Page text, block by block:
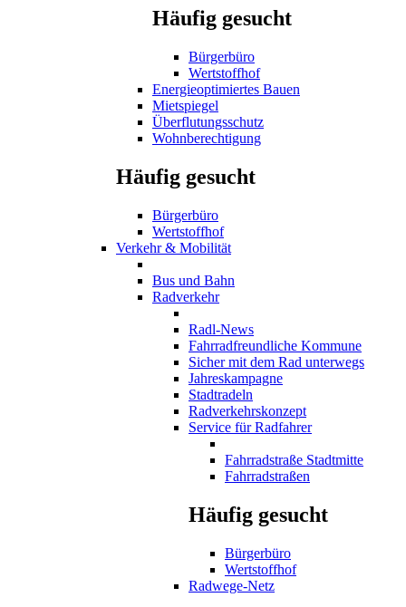
Häufig gesucht
Bürgerbüro
Wertstoffhof
Energieoptimiertes Bauen
Mietspiegel
Überflutungsschutz
Wohnberechtigung
Häufig gesucht
Bürgerbüro
Wertstoffhof
Verkehr & Mobilität
Bus und Bahn
Radverkehr
Radl-News
Fahrradfreundliche Kommune
Sicher mit dem Rad unterwegs
Jahreskampagne
Stadtradeln
Radverkehrskonzept
Service für Radfahrer
Fahrradstraße Stadtmitte
Fahrradstraßen
Häufig gesucht
Bürgerbüro
Wertstoffhof
Radwege-Netz